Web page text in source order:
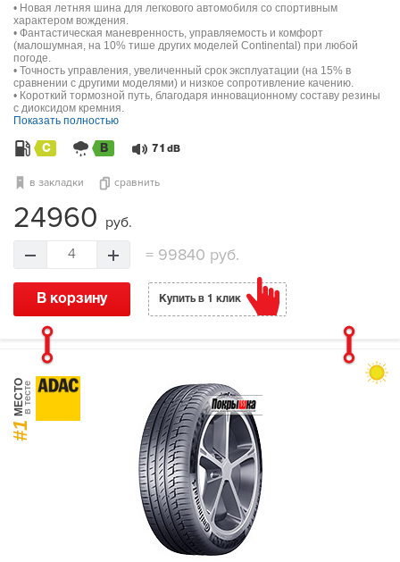
• Новая летняя шина для легкового автомобиля со спортивным
характером вождения.
• Фантастическая маневренность, управляемость и комфорт
(малошумная, на 10% тише других моделей Continental) при любой
погоде.
• Точность управления, увеличенный срок эксплуатации (на 15% в
сравнении с другими моделями) и низкое сопротивление качению.
• Короткий тормозной путь, благодаря инновационному составу резины
с диоксидом кремния.
Показать полностью
C B 71 dB
в закладки сравнить
24960 руб.
4 = 99840 руб.
В корзину Купить в 1 клик
#1
МЕСТОв тесте